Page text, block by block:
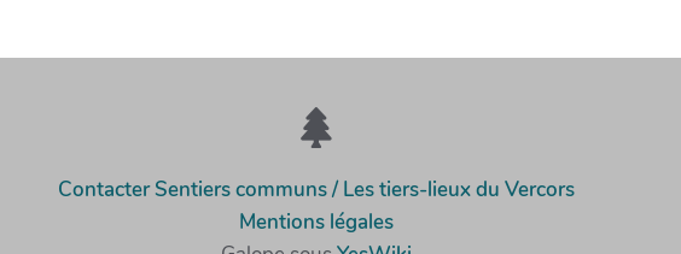
Contacter Sentiers communs / Les tiers-lieux du Vercors
Mentions légales